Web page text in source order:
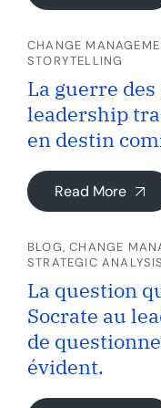
CHANGE
STORYTELLING
La guerre
leadership
en destin
Read More
BLOG,CHANGE
STRATEGIC ANALYSIS
La question
Socrate au
de
évident.